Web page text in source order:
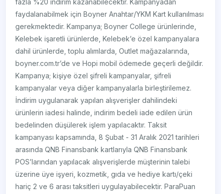
fazla %20 indirim kazanabilecektir. Kampanyadan
faydalanabilmek için Boyner Anahtar/YKM Kart kullanılması
gerekmektedir. Kampanya; Boyner College ürünlerinde,
Kelebek işaretli ürünlerde, Kelebek’e özel kampanyalara
dahil ürünlerde, toplu alımlarda, Outlet mağazalarında,
boyner.com.tr’de ve Hopi mobil ödemede geçerli değildir.
Kampanya; kişiye özel şifreli kampanyalar, şifreli
kampanyalar veya diğer kampanyalarla birleştirilemez.
İndirim uygulanarak yapılan alışverişler dahilindeki
ürünlerin iadesi halinde, indirim bedeli iade edilen ürün
bedelinden düşülerek işlem yapılacaktır. Taksit
kampanyası kapsamında, 8 Şubat - 31 Aralık 2021 tarihleri
arasında QNB Finansbank kartlarıyla QNB Finansbank
POS’larından yapılacak alışverişlerde müşterinin talebi
üzerine üye işyeri, kozmetik, gıda ve hediye kartı/çeki
hariç 2 ve 6 arası taksitleri uygulayabilecektir. ParaPuan